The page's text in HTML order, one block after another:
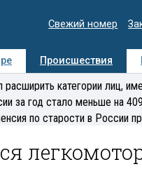
Свежий номер
Происшествия
Медиацентркатегории лиц,
за год стало меньше на
по старости в России